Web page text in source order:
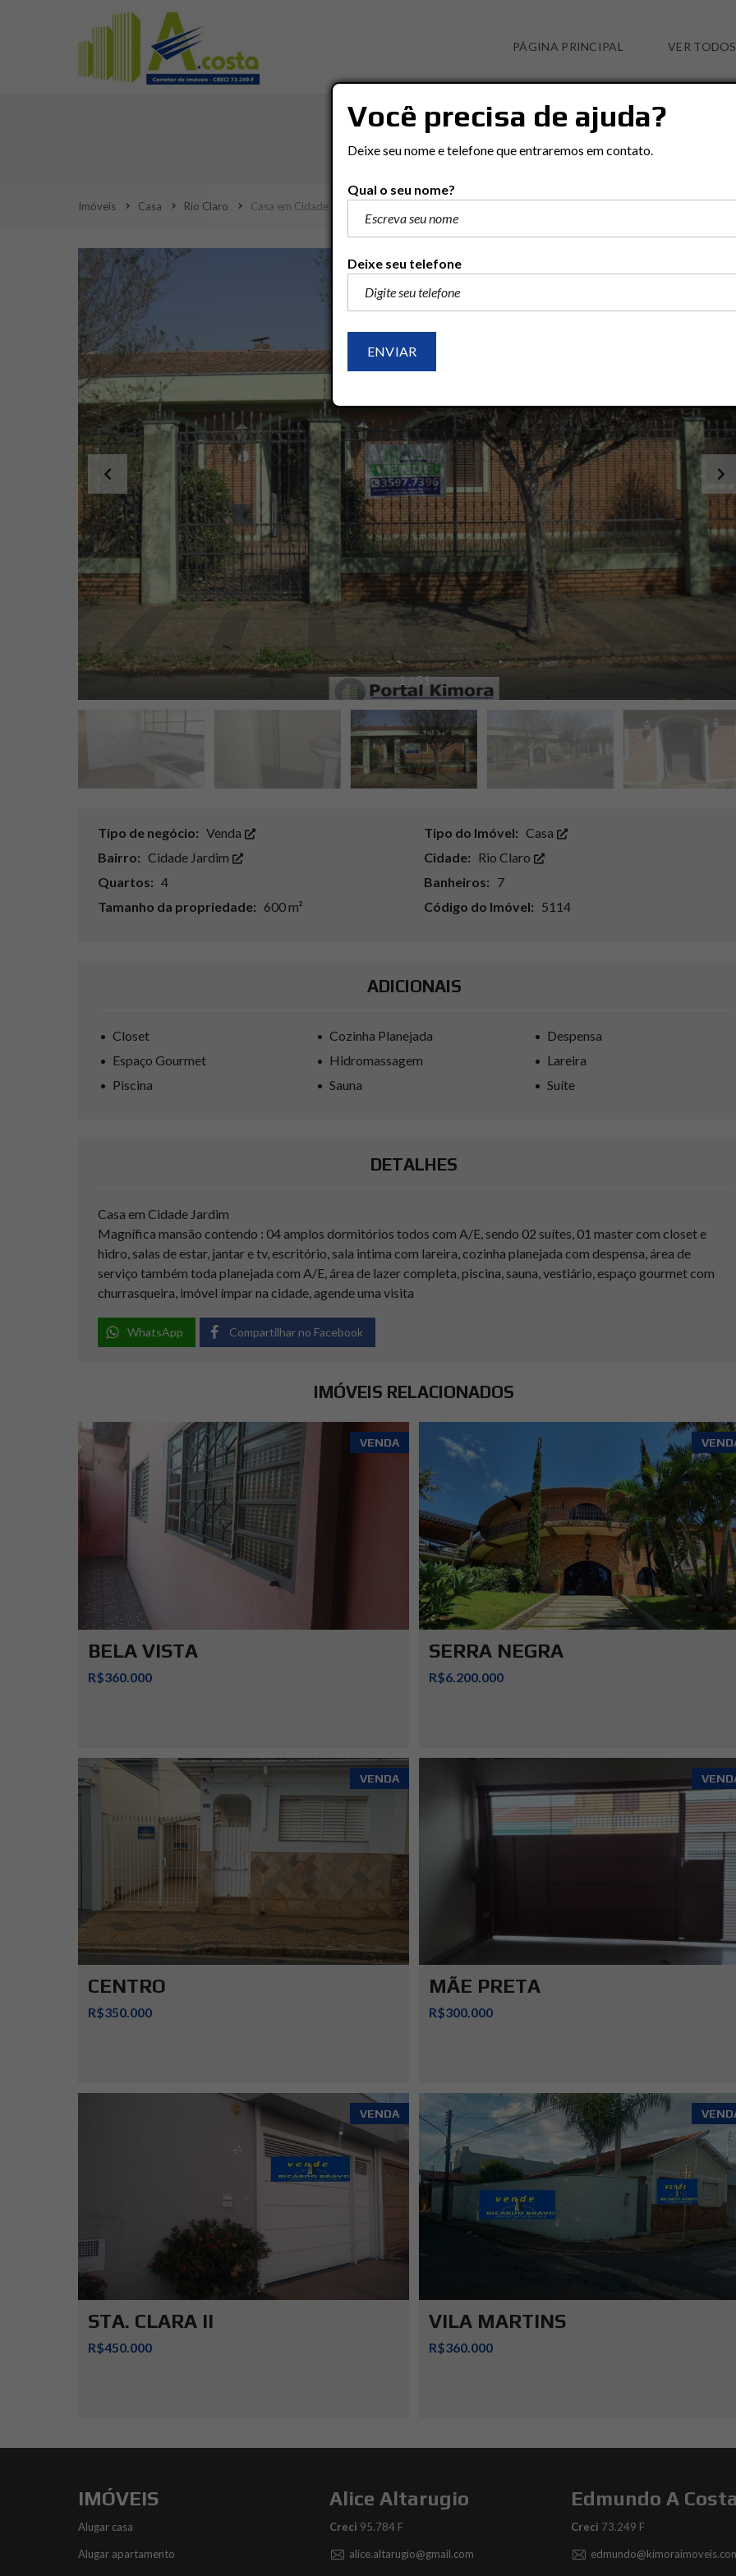
PÁGINA PRINCIPAL VER
CASA EM CIDADE JARDIM
Imóveis Casa Rio Claro Casa em Cidade Jardim
1/51
Tipo de negócio: Venda Tipo do Imóvel: Casa
Bairro: Cidade Jardim Cidade: Rio Claro
Quartos: 4 Banheiros: 7
Tamanho da propriedade: 600 m² Código do Imóvel: 5114
ADICIONAIS
Closet Cozinha Planejada
Despensa
Espaço Gourmet
Hidromassagem
Lareira
Piscina
Sauna Suíte
DETALHES
Casa em Cidade Jardim
Magnífica mansão contendo : 04 amplos dormitórios todos com A/E, sendo 02 suítes, 01 master com closet e
hidro, salas de estar, jantar e tv, escritório, sala intima com lareira, cozinha planejada com despensa, área de
serviço também toda planejada com A/E, área de lazer completa, piscina, sauna, vestiário, espaço gourmet com
churrasqueira, imóvel ímpar na cidade, agende uma visita
WhatsApp Compartilhar no Facebook
IMÓVEIS RELACIONADOS
VENDA
BELA VISTA
R$360.000
SERRA NEGRA
R$6.200.000
VENDA
CENTRO
R$350.000
MÃE PRETA
R$300.000
VENDA
STA. CLARA II
R$450.000
VILA MARTINS
R$360.000
IMÓVEIS
Alugar casa
Alugar apartamento
Alice Altarugio
Creci 95.784 F
alice.altarugio@gmail.com
Edmundo A
Creci 73.249 F
Você precisa de ajuda?
Deixe seu nome e telefone que entraremos em contato.
Qual o seu nome?
Deixe seu telefone